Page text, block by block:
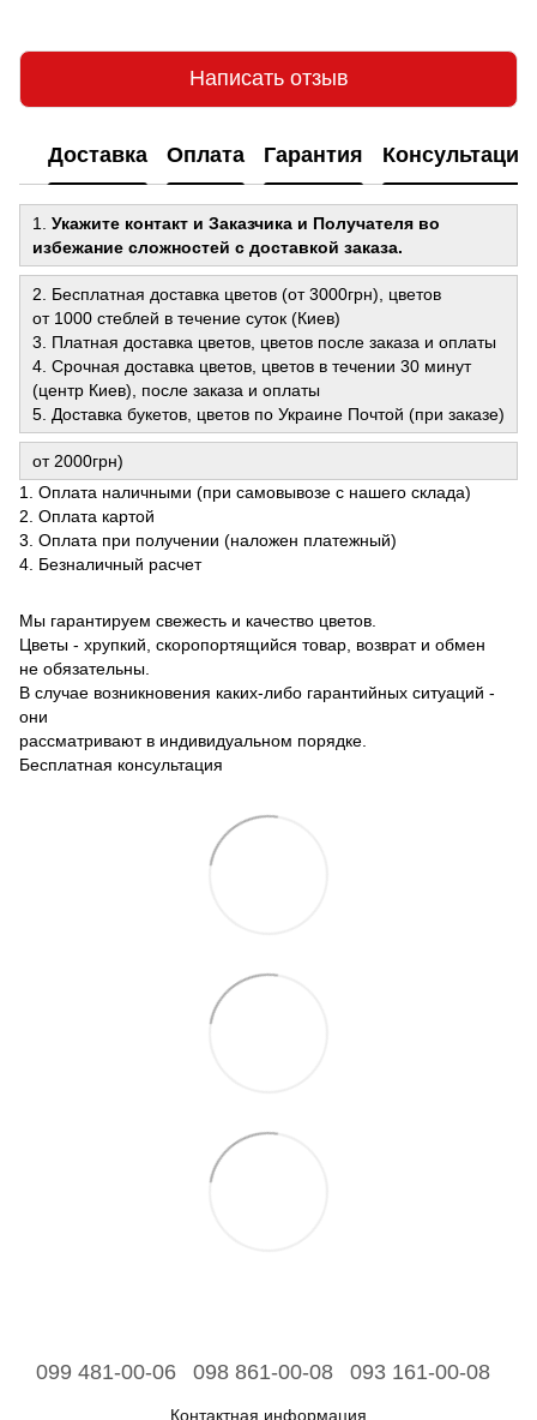
Написать отзыв
Доставка Оплата Гарантия Консультация
1. Укажите контакт и Заказчика и Получателя во
избежание сложностей с доставкой заказа.
2. Бесплатная доставка цветов (от 3000грн), цветов
от 1000 стеблей в течение суток (Киев)
3. Платная доставка цветов, цветов после заказа и оплаты
4. Срочная доставка цветов, цветов в течении 30 минут
(центр Киев), после заказа и оплаты
5. Доставка букетов, цветов по Украине Почтой (при заказе)
от 2000грн)
1. Оплата наличными (при самовывозе с нашего склада)
2. Оплата картой
3. Оплата при получении (наложен платежный)
4. Безналичный расчет
Мы гарантируем свежесть и качество цветов.
Цветы - хрупкий, скоропортящийся товар, возврат и обмен
не обязательны.
В случае возникновения каких-либо гарантийных ситуаций -
они
рассматривают в индивидуальном порядке.
Бесплатная консультация
099 481-00-06 098 861-00-08 093 161-00-08
Контактная информация